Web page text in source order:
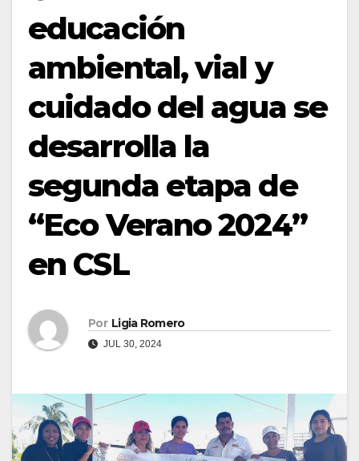
educación
ambiental, vial y
cuidado del agua se
desarrolla la
segunda etapa de
“Eco Verano 2024”
en CSL
Por Ligia Romero
JUL 30, 2024